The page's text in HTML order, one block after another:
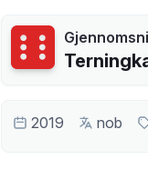
Terningkast6
2019 nob